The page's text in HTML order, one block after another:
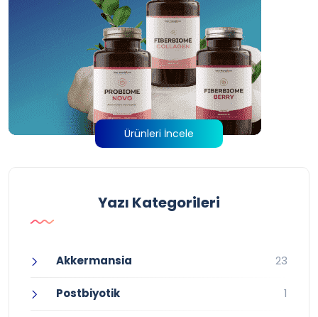
Ürünleri İncele
Yazı Kategorileri
Akkermansia 23
Postbiyotik 1